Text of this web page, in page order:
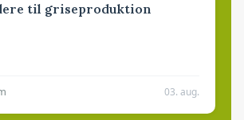
til griseproduktion
03. aug.